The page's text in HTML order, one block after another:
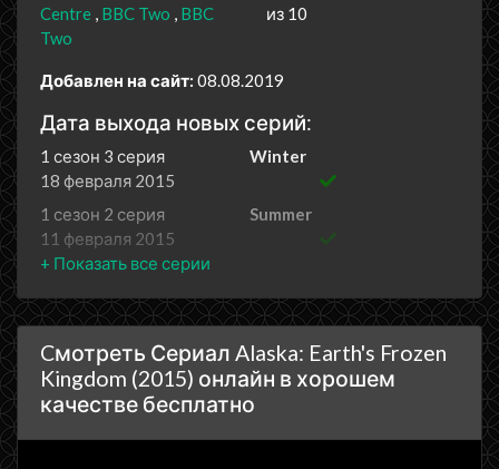
Centre BBC Two
BBC
Two
из 10
Добавлен на сайт: 08.08.2019
Дата выхода новых серий:
1 сезон 3 серия
Winter
18 февраля 2015
1 сезон 2 серия
Summer
11 февраля 2015
1 сезон 1 серия
4 февраля 2015
Cмотреть Сериал Alaska: Earth's Frozen
Kingdom (2015) онлайн в хорошем
качестве бесплатно